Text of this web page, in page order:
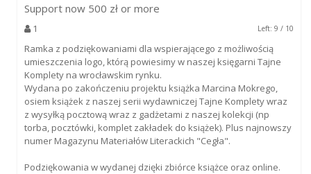
Support now 500 zł or more
1 Left: 9 / 10
Ramka z podziękowaniami dla wspierającego z możliwością
umieszczenia logo, którą powiesimy w naszej księgarni Tajne
Komplety na wrocławskim rynku.
Wydana po zakończeniu projektu książka Marcina Mokrego,
osiem książek z naszej serii wydawniczej Tajne Komplety wraz
z wysyłką pocztową wraz z gadżetami z naszej kolekcji (np
torba, pocztówki, komplet zakładek do książek). Plus najnowszy
numer Magazynu Materiałów Literackich "Cegła".
Podziękowania w wydanej dzięki zbiórce książce oraz online.